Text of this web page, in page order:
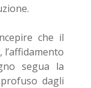
che il
segua la
dagli